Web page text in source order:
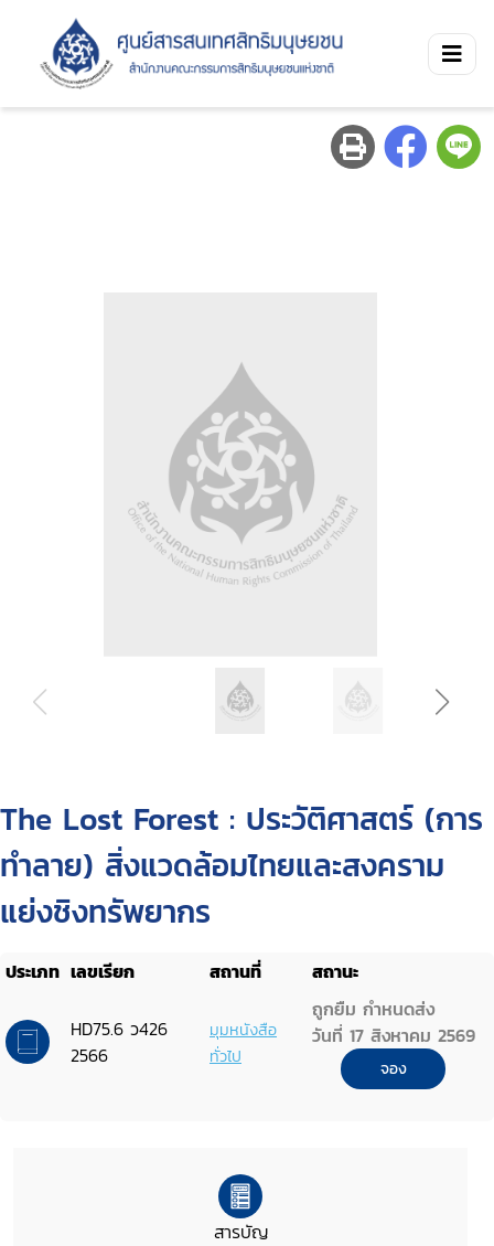
The Lost Forest : ประวัติศาสตร์ (การ
ทำลาย) สิ่งแวดล้อมไทยและสงคราม
แย่งชิงทรัพยากร
ประเภท เลขเรียก สถานที่ สถานะ
HD75.6 ว426
2566
มุมหนังสือ
ทั่วไป
ถูกยืม กำหนดส่ง
วันที่ 17 สิงหาคม 2569
จอง
สารบัญ